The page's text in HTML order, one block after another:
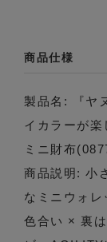
商品仕様
製品名: 『ヤ
イカラーが
ミニ財布
商品説明: 小
なミニウォ
色合い × 裏